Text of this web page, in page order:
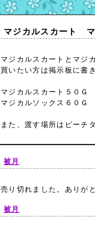
マジカルスカート
マジカルスカートとマジ
買いたい方は掲示板に書
マジカルスカート５０Ｇ
マジカルソックス６０Ｇ
また、渡す場所はピーチ
被月
売り切れました。あり
被月